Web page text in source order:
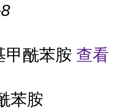
甲酰苯胺 查看
苯胺